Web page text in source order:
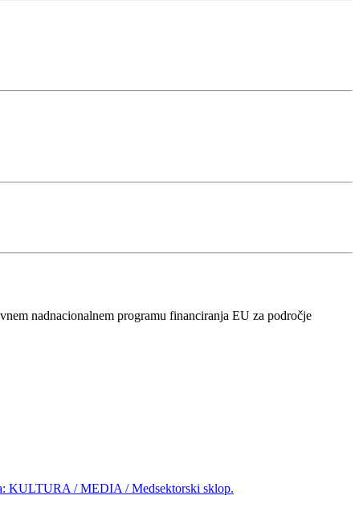
nadnacionalnem programu financiranja EU za področje
KULTURA / MEDIA / Medsektorski sklop.